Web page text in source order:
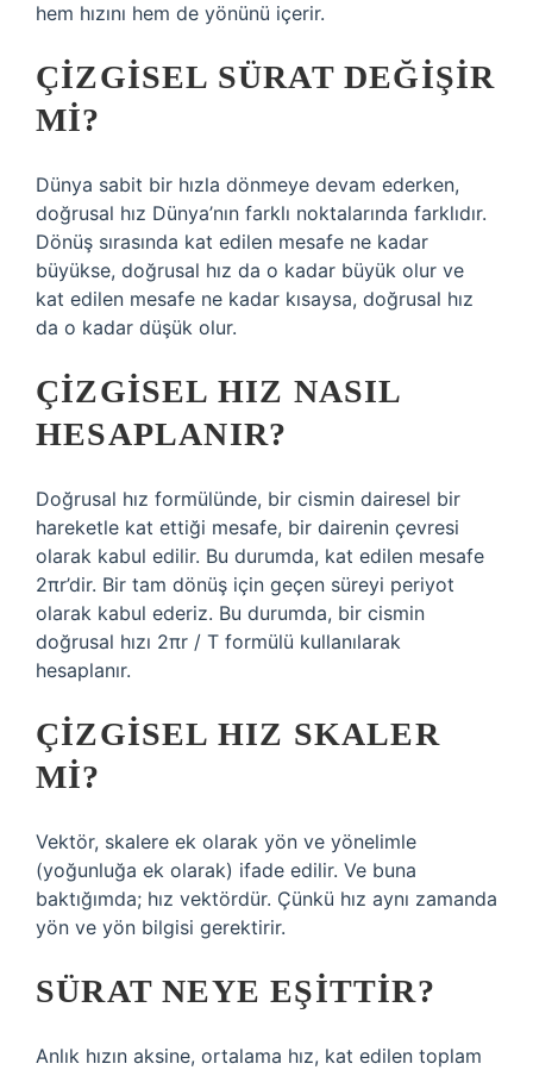
hem hızını hem de yönünü içerir.
ÇIZGISEL SÜRAT DEĞIŞIR
MI?
Dünya sabit bir hızla dönmeye devam ederken,
doğrusal hız Dünya’nın farklı noktalarında farklıdır.
Dönüş sırasında kat edilen mesafe ne kadar
büyükse, doğrusal hız da o kadar büyük olur ve
kat edilen mesafe ne kadar kısaysa, doğrusal hız
da o kadar düşük olur.
ÇIZGISEL HIZ NASIL
HESAPLANIR?
Doğrusal hız formülünde, bir cismin dairesel bir
hareketle kat ettiği mesafe, bir dairenin çevresi
olarak kabul edilir. Bu durumda, kat edilen mesafe
2πr’dir. Bir tam dönüş için geçen süreyi periyot
olarak kabul ederiz. Bu durumda, bir cismin
doğrusal hızı 2πr / T formülü kullanılarak
hesaplanır.
ÇIZGISEL HIZ SKALER
MI?
Vektör, skalere ek olarak yön ve yönelimle
(yoğunluğa ek olarak) ifade edilir. Ve buna
baktığımda; hız vektördür. Çünkü hız aynı zamanda
yön ve yön bilgisi gerektirir.
SÜRAT NEYE EŞITTIR?
Anlık hızın aksine, ortalama hız, kat edilen toplam